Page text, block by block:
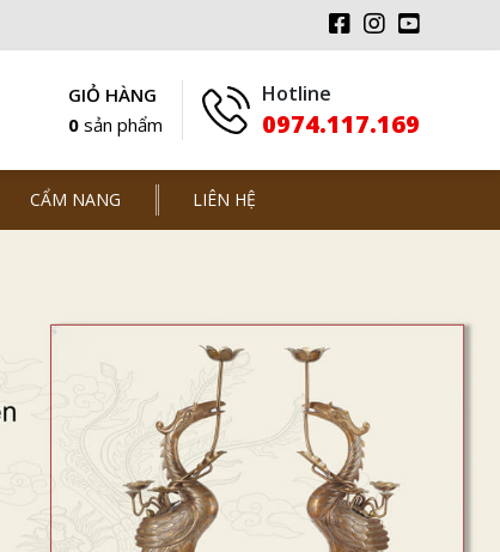
GIỎ HÀNG
0 sản phẩm
Hotline
0974.117.169
CẨM NANG LIÊN HỆ